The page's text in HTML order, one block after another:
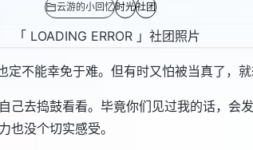
云游的小回忆时光社团
不能幸免于难。但有时又怕被当真了，就
去捣鼓看看。毕竟你们见过我的话，
也没个切实感受。